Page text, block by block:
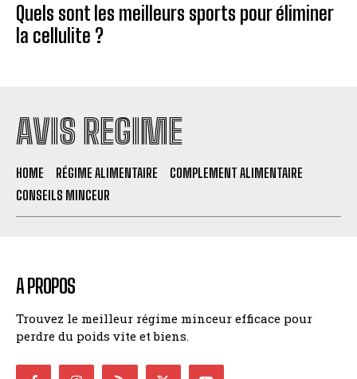
Quels sont les meilleurs sports pour éliminer
la cellulite ?
AVIS REGIME
HOME RÉGIME ALIMENTAIRE
COMPLEMENT ALIMENTAIRE
CONSEILS MINCEUR
A PROPOS
Trouvez le meilleur régime minceur efficace pour
perdre du poids vite et biens.